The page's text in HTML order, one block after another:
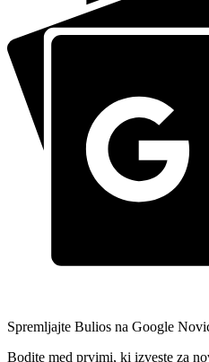
Spremljajte Bulios na Google
Bodite med prvimi, ki izveste za